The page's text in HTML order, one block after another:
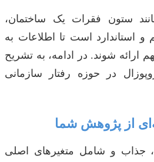
ستون فقرات یک ساختمان،
و استاندارد است تا اطلاعات به
شوند. در ادامه، به تشریح
در حوزه رفتار سازمانی
از پژوهش شما
جذاب و شامل متغیرهای اصلی